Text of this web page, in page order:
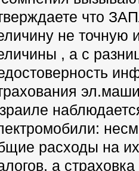
что
не точную
, а с
расходы на
а